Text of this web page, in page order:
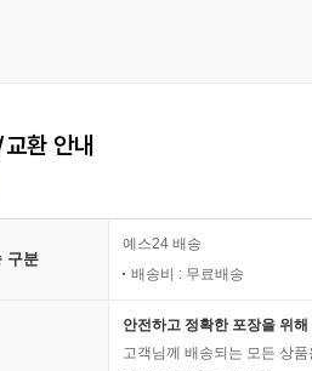
환 안내
구분
예스24 배송
배송비 : 무료배송
안전하고 정확한 포장을 위
고객님께 배송되는 모든 상